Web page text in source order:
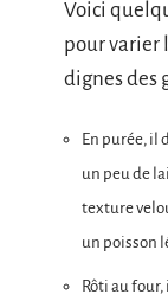
Voici
pour varier
dignes des
En purée, il
un peu de
texture
un poisson
Rôti au